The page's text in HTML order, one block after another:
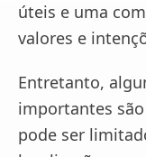
úteis e uma
valores e
Entretanto,
importantes
pode ser